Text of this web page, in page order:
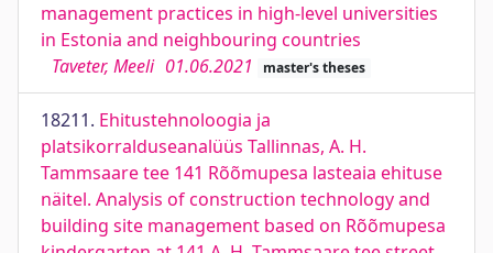
management practices in high-level universities
in Estonia and neighbouring countries
Taveter, Meeli 01.06.2021 master's theses
18211. Ehitustehnoloogia ja
platsikorralduseanalüüs Tallinnas, A. H.
Tammsaare tee 141 Rõõmupesa lasteaia ehituse
näitel. Analysis of construction technology and
building site management based on Rõõmupesa